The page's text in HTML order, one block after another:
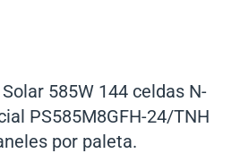
585W 144 celdas N-
PS585M8GFH-24/TNH
por paleta.